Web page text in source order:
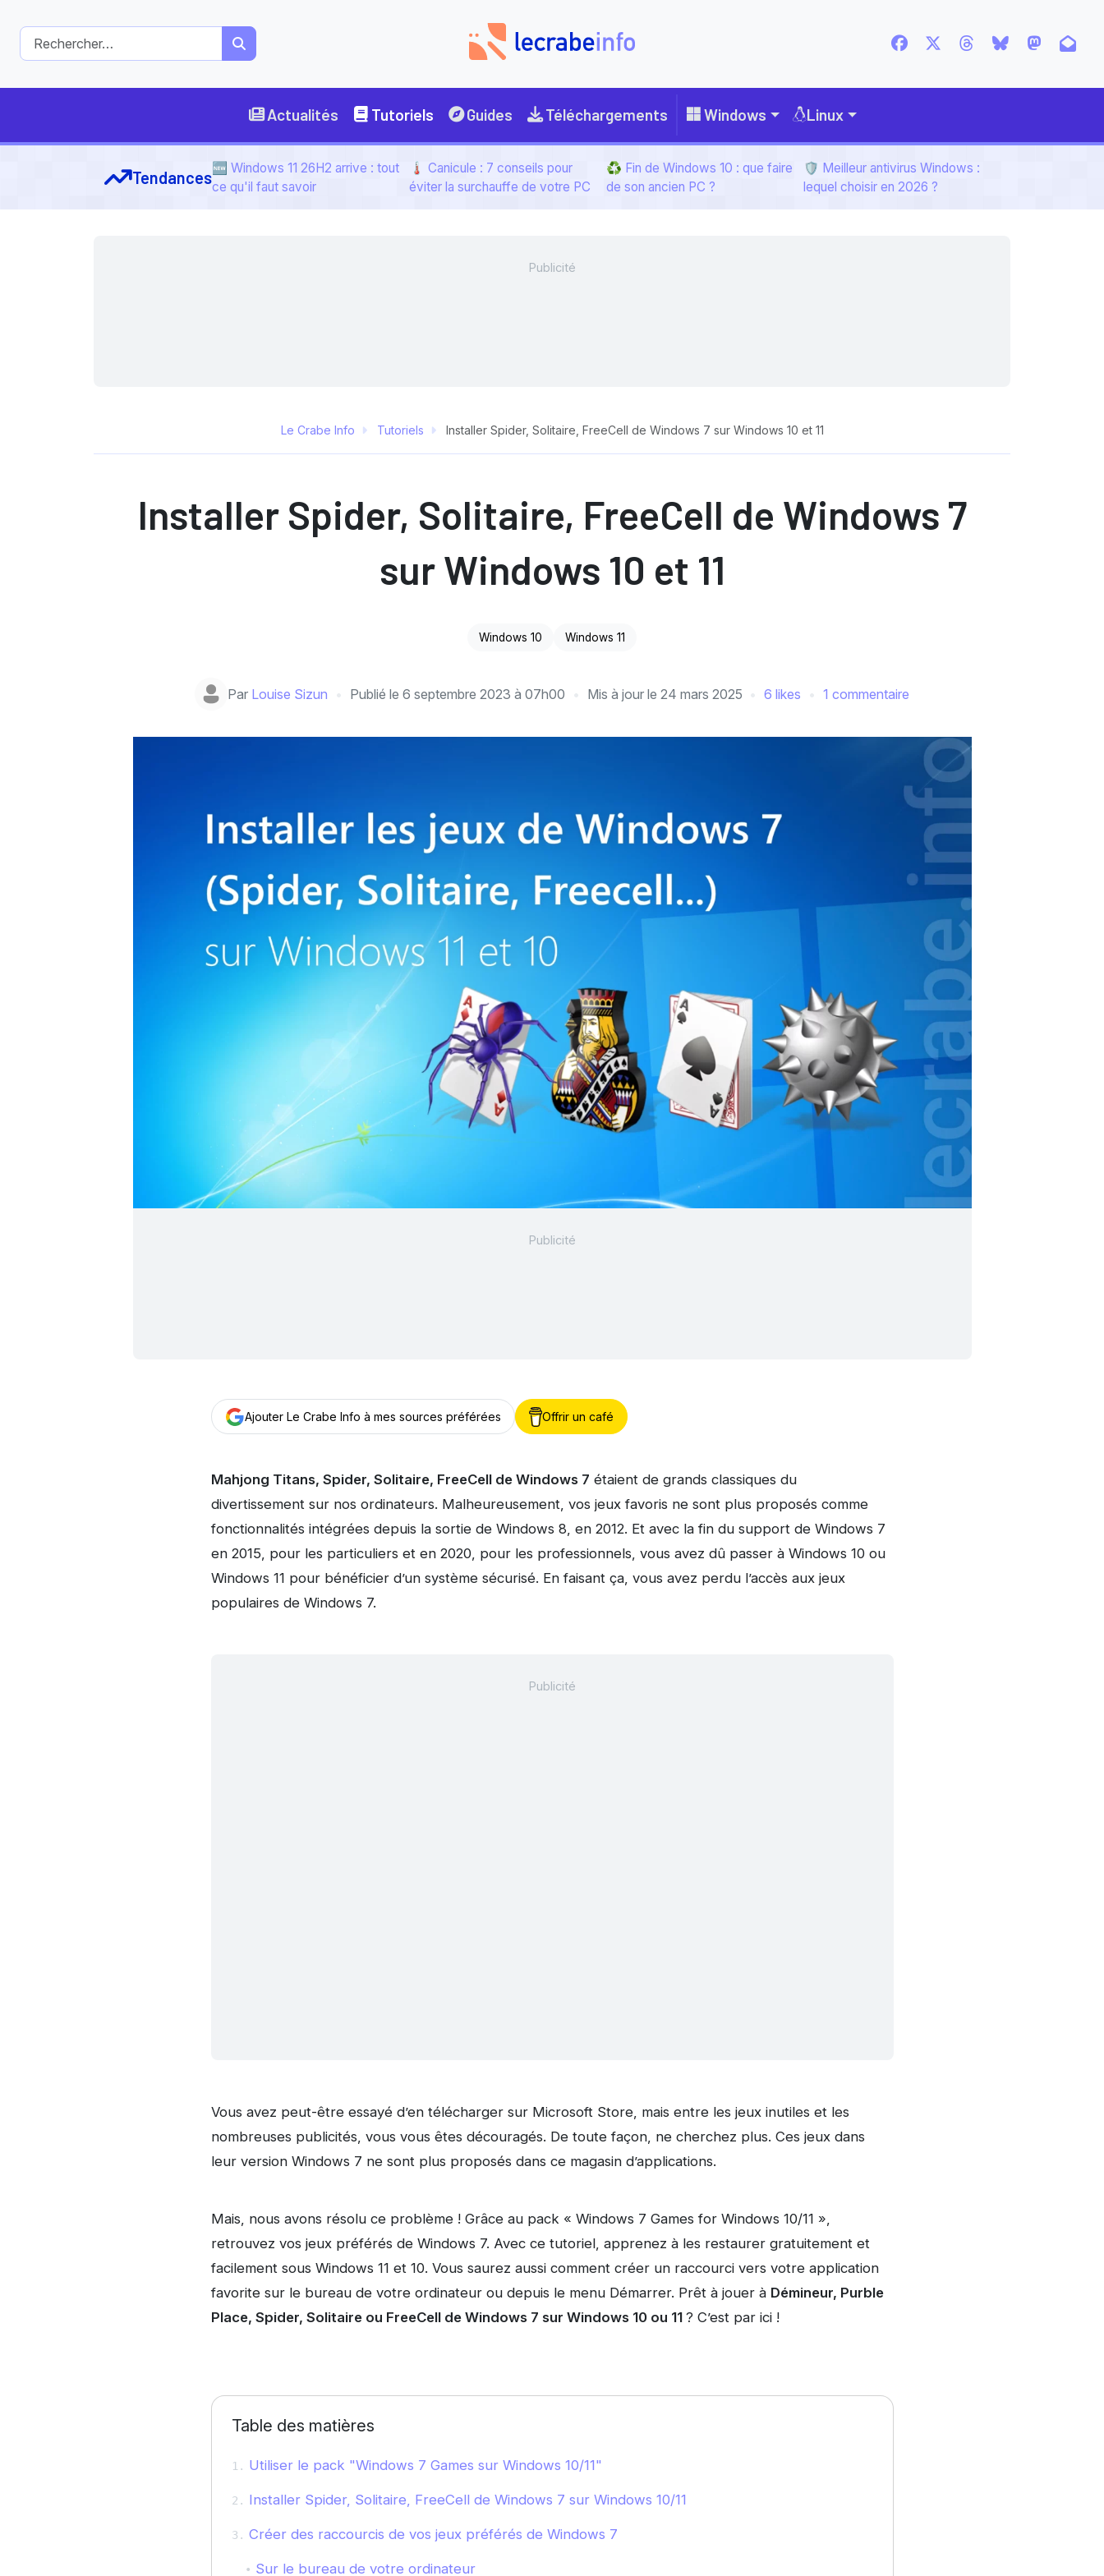
Actualités Tutoriels Guides Téléchargements Windows Linux
Tendances🆕 Windows 11 26H2 arrive : tout
ce qu'il faut savoir
🌡️ Canicule : 7 conseils pour
éviter la surchauffe de votre PC
♻️ Fin de Windows 10 : que faire
de son ancien PC ?
🛡️ Meilleur antivirus Windows :
lequel choisir en 2026 ?
Le Crabe Info Tutoriels Installer Spider, Solitaire, FreeCell de Windows 7 sur Windows 10 et 11
Installer Spider, Solitaire, FreeCell de Windows 7
sur Windows 10 et 11
Windows 10 Windows 11
Par Louise Sizun Publié le 6 septembre 2023 à 07h00 Mis à jour le 24 mars 2025 6 likes 1 commentaire
Ajouter Le Crabe Info à mes sources préférées Offrir un café
Mahjong Titans, Spider, Solitaire, FreeCell de Windows 7 étaient de grands classiques du
divertissement sur nos ordinateurs. Malheureusement, vos jeux favoris ne sont plus proposés comme
fonctionnalités intégrées depuis la sortie de Windows 8, en 2012. Et avec la fin du support de Windows 7
en 2015, pour les particuliers et en 2020, pour les professionnels, vous avez dû passer à Windows 10 ou
Windows 11 pour bénéficier d’un système sécurisé. En faisant ça, vous avez perdu l’accès aux jeux
populaires de Windows 7.
Vous avez peut-être essayé d’en télécharger sur Microsoft Store, mais entre les jeux inutiles et les
nombreuses publicités, vous vous êtes découragés. De toute façon, ne cherchez plus. Ces jeux dans
leur version Windows 7 ne sont plus proposés dans ce magasin d’applications.
Mais, nous avons résolu ce problème ! Grâce au pack « Windows 7 Games for Windows 10/11 »,
retrouvez vos jeux préférés de Windows 7. Avec ce tutoriel, apprenez à les restaurer gratuitement et
facilement sous Windows 11 et 10. Vous saurez aussi comment créer un raccourci vers votre application
favorite sur le bureau de votre ordinateur ou depuis le menu Démarrer. Prêt à jouer à Démineur, Purble
Place, Spider, Solitaire ou FreeCell de Windows 7 sur Windows 10 ou 11 ? C’est par ici !
Table des matières
Utiliser le pack "Windows 7 Games sur Windows 10/11"
Installer Spider, Solitaire, FreeCell de Windows 7 sur Windows 10/11
Créer des raccourcis de vos jeux préférés de Windows 7
Sur le bureau de votre ordinateur